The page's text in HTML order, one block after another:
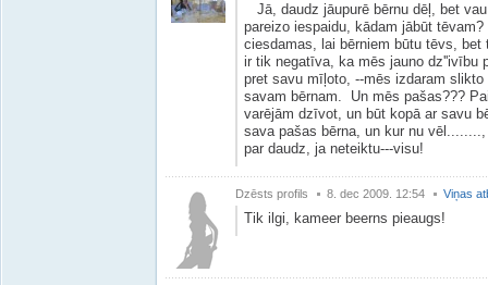
Jā, daudz jāupurē bērnu dēļ, bet
pareizo iespaidu, kādam jābūt
ciesdamas, lai bērniem būtu tēvs,
ir tik negatīva, ka mēs jauno dz''ivību
pret savu mīļoto, --mēs izdaram
savam bērnam. Un mēs pašas???
varējām dzīvot, un būt kopā ar savu
sava pašas bērna, un kur nu
par daudz, ja neteiktu---visu!
Dzēsts profils 8. dec 2009. 12:54 Viņas
Tik ilgi, kameer beerns pieaugs!